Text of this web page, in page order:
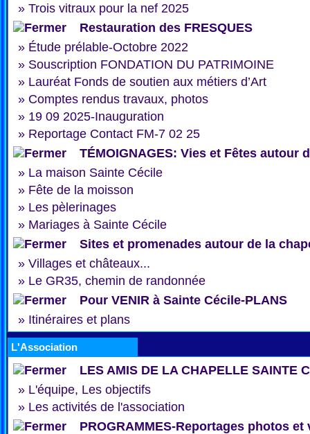
» Trois vitraux pour la nef 2025
Restauration des FRESQUES
» Étude prélable-Octobre 2022
» Souscription FONDATION DU PATRIMOINE
» Lauréat Fonds de soutien aux métiers d’Art
» Comptes rendus travaux, photos
» 19 09 2025-Inauguration
» Reportage Contact FM-7 02 25
TÉMOIGNAGES: Vies et Fêtes autour
» La maison Sainte Cécile
» Fête de la moisson
» Les pèlerinages
» Mariages à Sainte Cécile
Sites et promenades autour de la
» Villages et châteaux...
» Le GR35, chemin de randonnée
Pour VENIR à Sainte Cécile-PLANS
» Itinéraires et plans
L'Association
LES AMIS DE LA CHAPELLE SAINTE
» L'équipe, Les objectifs
» Les activités de l'association
PROGRAMMES-Reportages photos et